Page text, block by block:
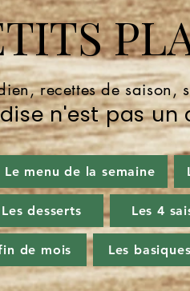
recettes de saison,
n'est pas
Le menu de la semaine
Les desserts Les 4
de mois Les